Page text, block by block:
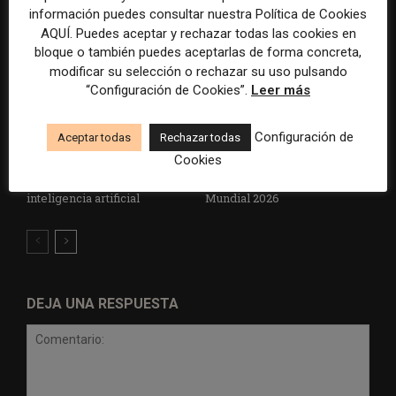
Radio Televisión Madrid
inteligencia artificial
ADEPA crea un premio
especial para la mejor
Mundial 2026
DEJA UNA RESPUESTA
información puedes consultar nuestra Política de Cookies
AQUÍ. Puedes aceptar y rechazar todas las cookies en
bloque o también puedes aceptarlas de forma concreta,
modificar su selección o rechazar su uso pulsando
“Configuración de Cookies”. Leer más
Aceptar todas Rechazar todas
Configuración de
Cookies